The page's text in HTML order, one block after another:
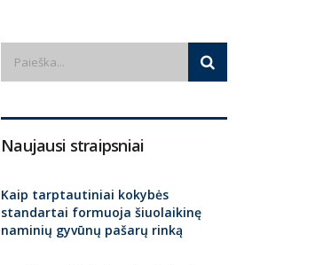
Naujausi straipsniai
Kaip tarptautiniai kokybės
standartai formuoja šiuolaikinę
naminių gyvūnų pašarų rinką